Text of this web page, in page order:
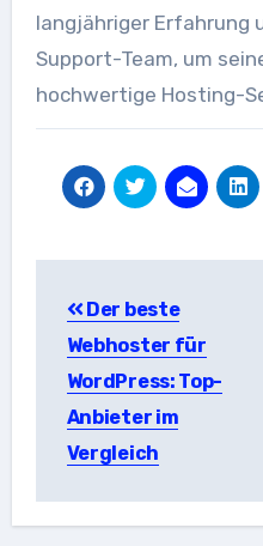
langjähriger Erfahrung
Support-Team, um
hochwertige Hosting-
Der beste
Webhoster für
WordPress: Top-
Anbieter im
Vergleich